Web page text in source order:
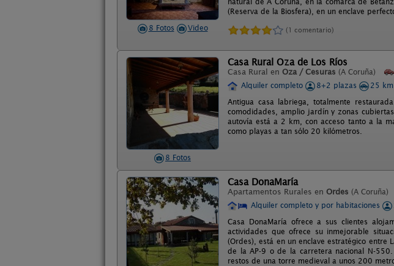
8 Fotos Video
(Reserva de la Biosfera), en un enclave
(1 comentario)
8 Fotos
Casa Rural Oza de Los Ríos
Casa Rural en Oza / Cesuras (A Coruña)
Alquiler completo
8+2 plazas
25
Antigua casa labriega, totalmente
comodidades, amplio jardín y zonas
autovía está a 2 km, con acceso tanto a la
como playas a tan sólo 20 kilómetros.
Casa DonaMaría
Apartamentos Rurales en Ordes (A Coruña)
Alquiler completo y por habitaciones
Casa DonaMaría ofrece a sus clientes
actividades que ofrece su inmejorable
(Ordes), está en un enclave estratégico entre
de la AP-9 o de la carretera nacional N-
restos de una torre medieval a unos 200